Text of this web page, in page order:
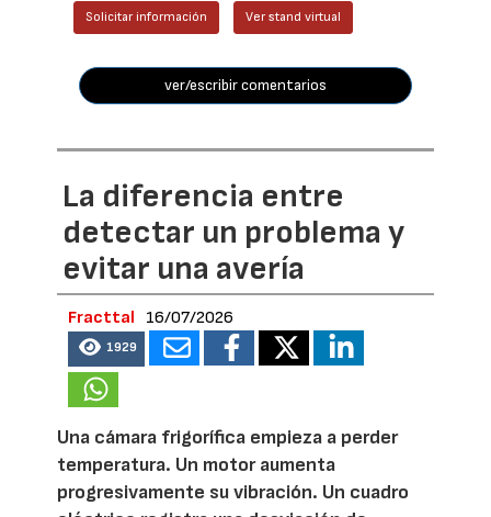
Solicitar información Ver stand virtual
ver/escribir comentarios
La diferencia entre
detectar un problema y
evitar una avería
Fracttal 16/07/2026
1929
Una cámara frigorífica empieza a perder
temperatura. Un motor aumenta
progresivamente su vibración. Un cuadro